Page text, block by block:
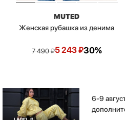
MUTED
Женская рубашка из денима
7 490₽5 243₽30%
6-9